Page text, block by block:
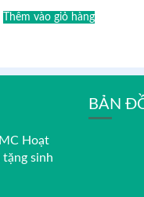
Thêm vào giỏ hàng
Hoạt
sinh
BẢN